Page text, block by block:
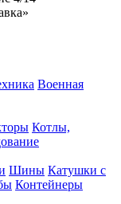
Военная
Котлы,
Шины Катушки с
Контейнеры